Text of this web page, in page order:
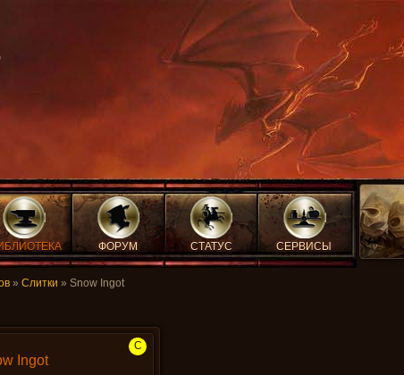
ФОРУМ СТАТУС СЕРВИСЫ
» Слитки » Snow Ingot
Ingot
C